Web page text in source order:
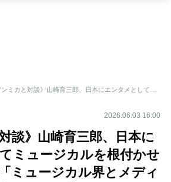
2026.06.03 16:00
談》山崎育三郎、日本に
ミュージカルを根付かせ
ミュージカル界とメディ